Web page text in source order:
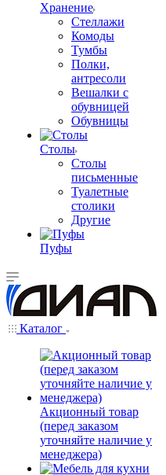
Хранение
Стеллажи
Комоды
Тумбы
Полки,
антресоли
Вешалки с
обувницей
Обувницы
Столы
Столы
письменные
Туалетные
столики
Другие
Пуфы
Каталог
Акционный товар
(перед заказом
уточняйте наличие у
менеджера)